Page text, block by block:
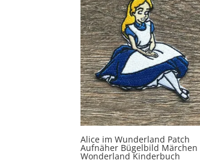
Alice im Wunderland Patch
Aufnäher Bügelbild Märchen
Wonderland Kinderbuch